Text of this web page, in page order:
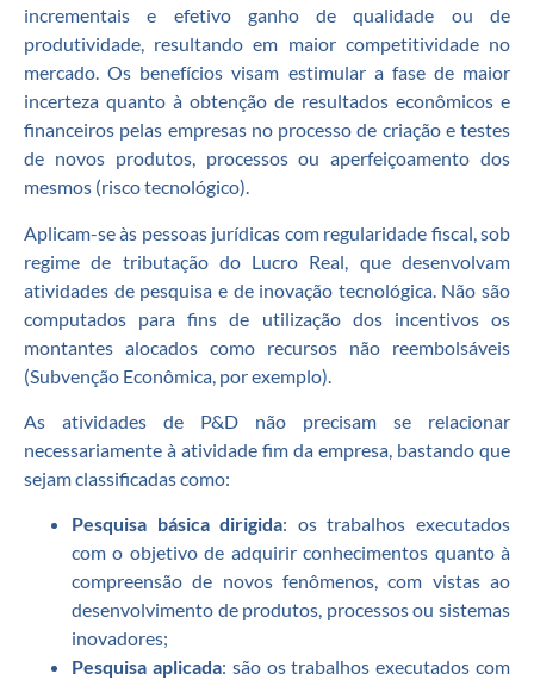
incrementais e efetivo ganho de qualidade ou de
produtividade, resultando em maior competitividade no
mercado. Os benefícios visam estimular a fase de maior
incerteza quanto à obtenção de resultados econômicos e
financeiros pelas empresas no processo de criação e testes
de novos produtos, processos ou aperfeiçoamento dos
mesmos (risco tecnológico).
Aplicam-se às pessoas jurídicas com regularidade fiscal, sob
regime de tributação do Lucro Real, que desenvolvam
atividades de pesquisa e de inovação tecnológica. Não são
computados para fins de utilização dos incentivos os
montantes alocados como recursos não reembolsáveis
(Subvenção Econômica, por exemplo).
As atividades de P&D não precisam se relacionar
necessariamente à atividade fim da empresa, bastando que
sejam classificadas como:
Pesquisa básica dirigida: os trabalhos executados
com o objetivo de adquirir conhecimentos quanto à
compreensão de novos fenômenos, com vistas ao
desenvolvimento de produtos, processos ou sistemas
inovadores;
Pesquisa aplicada: são os trabalhos executados com